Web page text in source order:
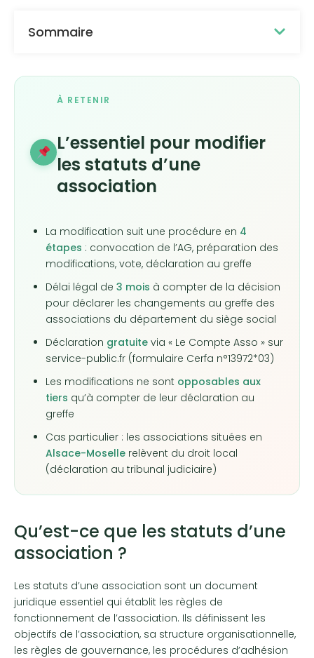
Sommaire
À RETENIR
L’essentiel pour modifier
les statuts d’une
association
La modification suit une procédure en 4
étapes : convocation de l’AG, préparation des
modifications, vote, déclaration au greffe
Délai légal de 3 mois à compter de la décision
pour déclarer les changements au greffe des
associations du département du siège social
Déclaration gratuite via « Le Compte Asso » sur
service-public.fr (formulaire Cerfa n°13972*03)
Les modifications ne sont opposables aux
tiers qu’à compter de leur déclaration au
greffe
Cas particulier : les associations situées en
Alsace-Moselle relèvent du droit local
(déclaration au tribunal judiciaire)
Qu’est-ce que les statuts d’une
association ?
Les statuts d’une association sont un document
juridique essentiel qui établit les règles de
fonctionnement de l’association. Ils définissent les
objectifs de l’association, sa structure organisationnelle,
les règles de gouvernance, les procédures d’adhésion